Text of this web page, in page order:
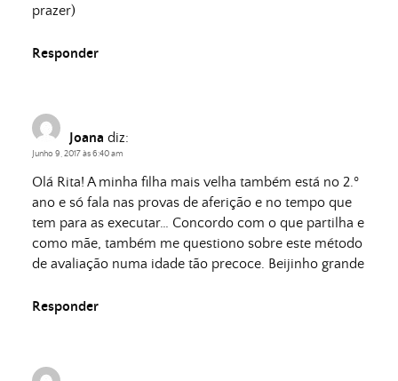
prazer)
Responder
Joana diz:
Junho 9, 2017 às 6:40 am
Olá Rita! A minha filha mais velha também está no 2.º
ano e só fala nas provas de aferição e no tempo que
tem para as executar… Concordo com o que partilha e
como mãe, também me questiono sobre este método
de avaliação numa idade tão precoce. Beijinho grande
Responder